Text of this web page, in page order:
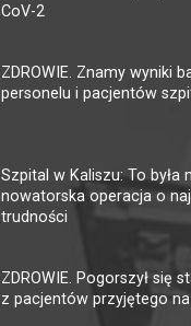
CoV-2
ZDROWIE. Znamy wyniki
personelu i pacjentów
Szpital w Kaliszu: To była
nowatorska operacja o
trudności
ZDROWIE. Pogorszył się
z pacjentów przyjętego na